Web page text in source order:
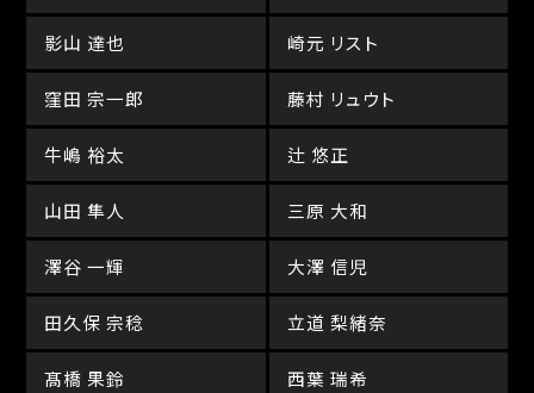
影山 達也 崎元 リスト
窪田 宗一郎 藤村 リュウト
牛嶋 裕太 辻 悠正
山田 隼人 三原 大和
澤谷 一輝 大澤 信児
田久保 宗稔 立道 梨緒奈
髙橋 果鈴 西葉 瑞希